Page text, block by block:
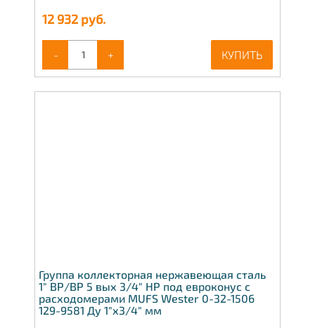
12 932 руб.
- + КУПИТЬ
Группа коллекторная нержавеющая сталь
1" ВР/ВР 5 вых 3/4" НР под евроконус с
расходомерами MUFS Wester 0-32-1506
129-9581 Ду 1"х3/4" мм